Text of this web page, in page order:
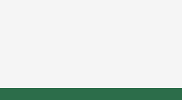
копировать, распространять и